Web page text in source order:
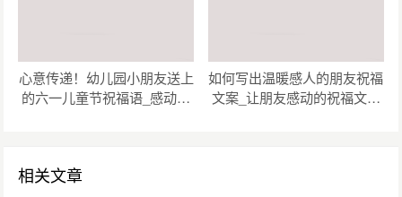
心意传递！幼儿园小朋友送上
的六一儿童节祝福语_感动瞬
如何写出温暖感人的朋友祝福
文案_让朋友感动的祝福文案
相关文章